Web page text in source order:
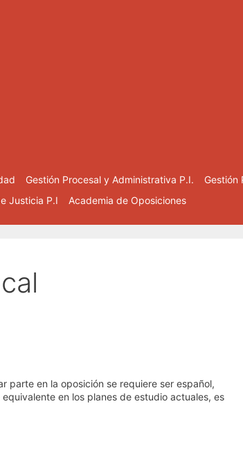
Gestión Procesal y Administrativa P.I.
Gestión
Justicia P.I Academia de Oposiciones
parte en la oposición se requiere ser español,
en los planes de estudio actuales, es